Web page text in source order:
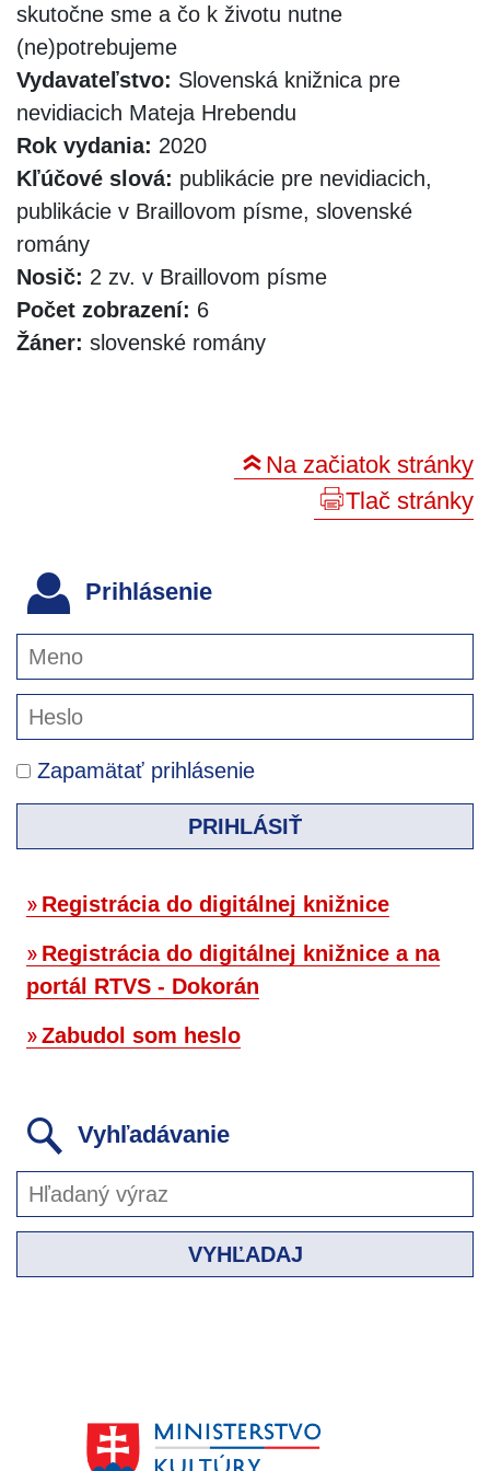
skutočne sme a čo k životu nutne
(ne)potrebujeme
Vydavateľstvo: Slovenská knižnica pre
nevidiacich Mateja Hrebendu
Rok vydania: 2020
Kľúčové slová: publikácie pre nevidiacich,
publikácie v Braillovom písme, slovenské
romány
Nosič: 2 zv. v Braillovom písme
Počet zobrazení: 6
Žáner: slovenské romány
Na začiatok stránky
Tlač stránky
Prihlásenie
Zapamätať prihlásenie
PRIHLÁSIŤ
Registrácia do digitálnej knižnice
Registrácia do digitálnej knižnice a na
portál RTVS - Dokorán
Zabudol som heslo
Vyhľadávanie
VYHĽADAJ